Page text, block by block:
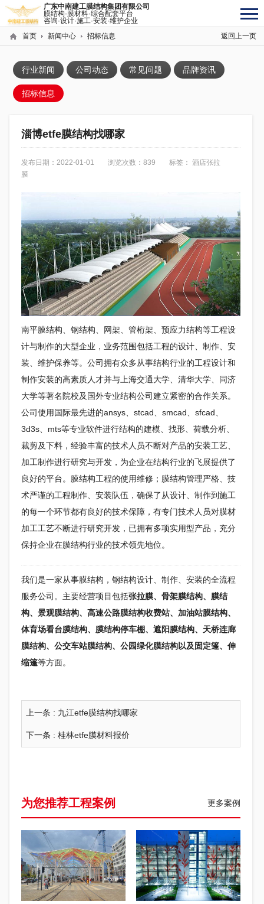
广东中南建工膜结构集团有限公司
膜结构·膜材料·综合配套平台
咨询·设计·施工·安装·维护企业
返回上一页
首页 新闻中心 招标信息
行业新闻 公司动态 常见问题 品牌资讯
招标信息
淄博etfe膜结构找哪家
发布日期：2022-01-01 浏览次数：839 标签： 酒店张拉
膜
南平膜结构、钢结构、网架、管桁架、预应力结构等工程设
计与制作的大型企业，业务范围包括工程的设计、制作、安
装、维护保养等。公司拥有众多从事结构行业的工程设计和
制作安装的高素质人才并与上海交通大学、清华大学、同济
大学等著名院校及国外专业结构公司建立紧密的合作关系。
公司使用国际最先进的ansys、stcad、smcad、sfcad、
3d3s、mts等专业软件进行结构的建模、找形、荷载分析、
裁剪及下料，经验丰富的技术人员不断对产品的安装工艺、
加工制作进行研究与开发，为企业在结构行业的飞展提供了
良好的平台。 膜结构工程的使用维修； 膜结构管理严格、技
术严谨的工程制作、安装队伍，确保了从设计、制作到施工
的每一个环节都有良好的技术保障，有专门技术人员对膜材
加工工艺不断进行研究开发，已拥有多项实用型产品，充分
保持企业在膜结构行业的技术领先地位。
我们是一家从事膜结构， 钢结构设计、制作、安装的全流程
服务公司。主要经营项目包括张拉膜、骨架膜结构、膜结
构、景观膜结构、高速公路膜结构收费站、加油站膜结构、
体育场看台膜结构、膜结构停车棚、遮阳膜结构、天桥连廊
膜结构、公交车站膜结构、公园绿化膜结构以及固定篷、伸
缩篷等方面。
上一条 : 九江etfe膜结构找哪家
下一条 : 桂林etfe膜材料报价
更多案例
为您推荐工程案例